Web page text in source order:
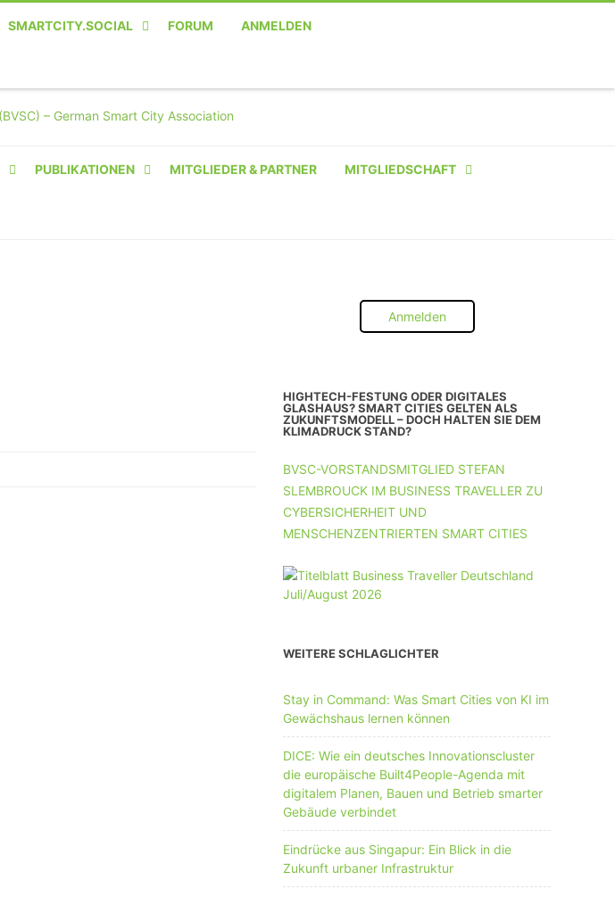
SMARTCITY.SOCIAL FORUM ANMELDEN
PUBLIKATIONEN MITGLIEDER & PARTNER MITGLIEDSCHAFT
INSTITUTION
UNTERNEHMEN MIT 11-50 MA
Anmelden
HIGHTECH-FESTUNG ODER DIGITALES
GLASHAUS? SMART CITIES GELTEN ALS
ZUKUNFTSMODELL – DOCH HALTEN SIE DEM
KLIMADRUCK STAND?
BVSC-VORSTANDSMITGLIED STEFAN
SLEMBROUCK IM BUSINESS TRAVELLER ZU
CYBERSICHERHEIT UND
MENSCHENZENTRIERTEN SMART CITIES
WEITERE SCHLAGLICHTER
Stay in Command: Was Smart Cities von KI im
Gewächshaus lernen können
DICE: Wie ein deutsches Innovationscluster
die europäische Built4People-Agenda mit
digitalem Planen, Bauen und Betrieb smarter
Gebäude verbindet
Eindrücke aus Singapur: Ein Blick in die
Zukunft urbaner Infrastruktur